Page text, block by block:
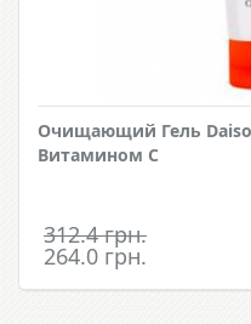
Очищающий Гель
Витамином С
312.4 грн.
264.0 грн.